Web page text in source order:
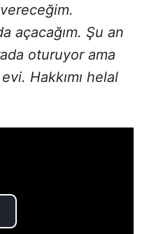
açacağım. Şu an
oturuyor ama
Hakkımı helal